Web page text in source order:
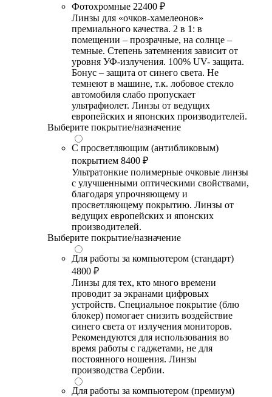
Фотохромные 22400 ₽
Линзы для «очков-хамелеонов»
премиального качества. 2 в 1: в
помещении – прозрачные, на солнце –
темные. Степень затемнения зависит от
уровня УФ-излучения. 100% UV- защита.
Бонус – защита от синего света. Не
темнеют в машине, т.к. лобовое стекло
автомобиля слабо пропускает
ультрафиолет. Линзы от ведущих
европейских и японских производителей.
Выберите покрытие/назначение
С просветляющим (антибликовым)
покрытием 8400 ₽
Ультратонкие полимерные очковые линзы
с улучшенными оптическими свойствами,
благодаря упрочняющему и
просветляющему покрытию. Линзы от
ведущих европейских и японских
производителей.
Выберите покрытие/назначение
Для работы за компьютером (стандарт)
4800 ₽
Линзы для тех, кто много времени
проводит за экранами цифровых
устройств. Специальное покрытие (блю
блокер) помогает снизить воздействие
синего света от излучения мониторов.
Рекомендуются для использования во
время работы с гаджетами, не для
постоянного ношения. Линзы
производства Сербии.
Для работы за компьютером (премиум)